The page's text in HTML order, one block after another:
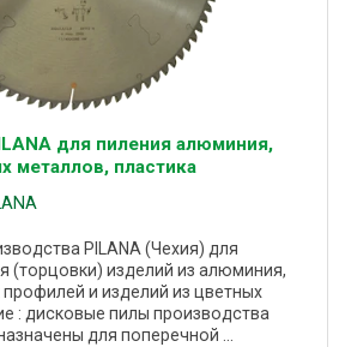
для пиления алюминия,
металлов, пластика
PILANA (Чехия) для
(торцовки) изделий из алюминия,
профилей и изделий из цветных
: дисковые пилы производства
для поперечной ...